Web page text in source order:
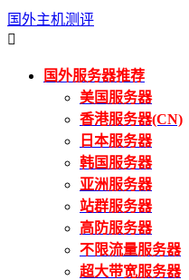
国外主机测评

国外服务器推荐
美国服务器
香港服务器(CN)
日本服务器
韩国服务器
亚洲服务器
站群服务器
高防服务器
不限流量服务器
超大带宽服务器